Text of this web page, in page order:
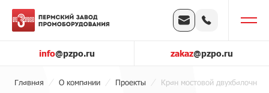
info@pzpo.ru zakaz@pzpo.ru
Главная О компании Проекты Кран мостовой